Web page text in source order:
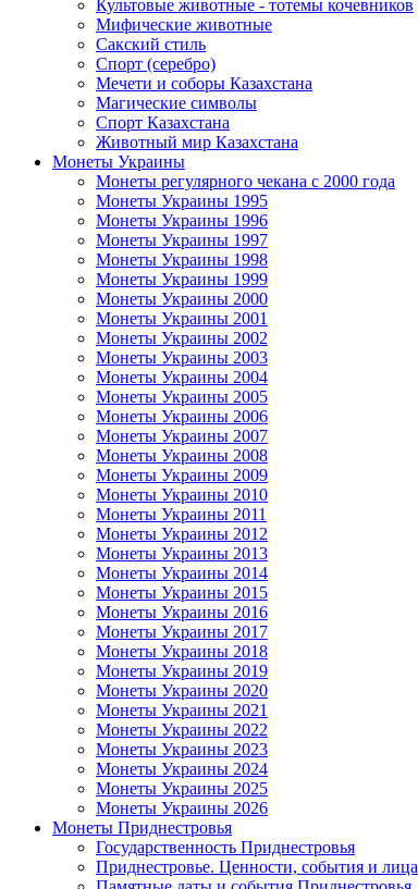
Культовые животные - тотемы кочевников
Мифические животные
Сакский стиль
Спорт (серебро)
Мечети и соборы Казахстана
Магические символы
Спорт Казахстана
Животный мир Казахстана
Монеты Украины
Монеты регулярного чекана с 2000 года
Монеты Украины 1995
Монеты Украины 1996
Монеты Украины 1997
Монеты Украины 1998
Монеты Украины 1999
Монеты Украины 2000
Монеты Украины 2001
Монеты Украины 2002
Монеты Украины 2003
Монеты Украины 2004
Монеты Украины 2005
Монеты Украины 2006
Монеты Украины 2007
Монеты Украины 2008
Монеты Украины 2009
Монеты Украины 2010
Монеты Украины 2011
Монеты Украины 2012
Монеты Украины 2013
Монеты Украины 2014
Монеты Украины 2015
Монеты Украины 2016
Монеты Украины 2017
Монеты Украины 2018
Монеты Украины 2019
Монеты Украины 2020
Монеты Украины 2021
Монеты Украины 2022
Монеты Украины 2023
Монеты Украины 2024
Монеты Украины 2025
Монеты Украины 2026
Монеты Приднестровья
Государственность Приднестровья
Приднестровье. Ценности, события и лица